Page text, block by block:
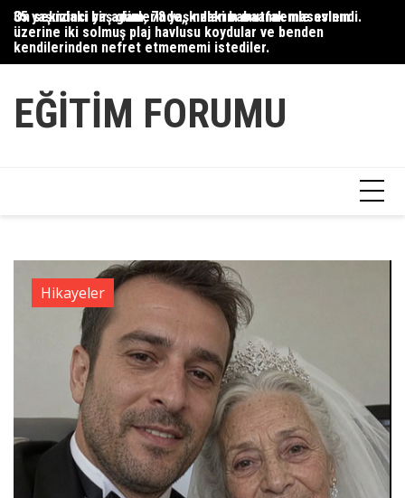
Skip
content
35 yaşındaki bir adam, 78 yaşındaki babaannemle evlendi.
On sekizinci yaş günlerinde, kızlarım mutfak masasının
üzerine iki solmuş plaj havlusu koydular ve benden
kendilerinden nefret etmememi istediler.
EĞITIM FORUMU
Hikayeler